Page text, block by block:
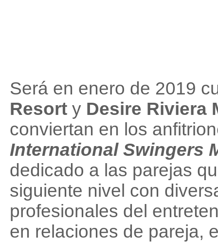
Será en enero de 2019
Resorty Desire Riviera
conviertan en los
International Swingers
dedicado a las parejas
siguiente nivel con
profesionales del
en relaciones de pareja,